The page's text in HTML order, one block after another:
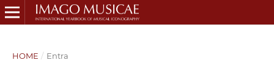
HOME / Entra